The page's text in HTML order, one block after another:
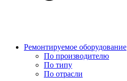
Ремонтируемое оборудование
По производителю
По типу
По отрасли